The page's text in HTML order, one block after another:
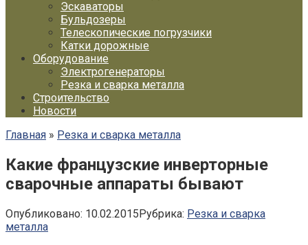
Эскаваторы
Бульдозеры
Телескопические погрузчики
Катки дорожные
Оборудование
Электрогенераторы
Резка и сварка металла
Строительство
Новости
Главная » Резка и сварка металла
Какие французские инверторные
сварочные аппараты бывают
Опубликовано: 10.02.2015Рубрика: Резка и сварка
металла